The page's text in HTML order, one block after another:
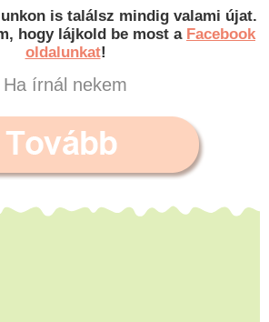
is találsz mindig valami újat.
hogy lájkold be most a Facebook
oldalunkat!
Ha írnál nekem